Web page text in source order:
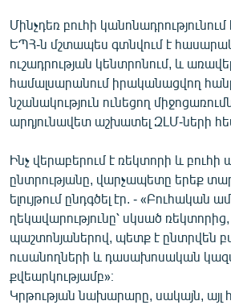
Մինչդեռ բուհի
ԵՊՀ-ն մշտապես գտնվում է
ուշադրության կենտրոնում, և
համալսարանում իրականացվող
նշանակություն ունեցող
արդյունավետ աշխատել ԶԼՄ-ների
Ինչ վերաբերում է ռեկտորի և բուհի
ընտրությանը, վարչապետը երեք
ելույթում ընդգծել էր. - «Բուհական
ղեկավարությունը՝ սկսած
պաշտոնյաներով, պետք է ընտրվեն
ուսանողների և դասախոսական
քվեարկությամբ»։
Կրթության նախարարը, սակայն, այլ